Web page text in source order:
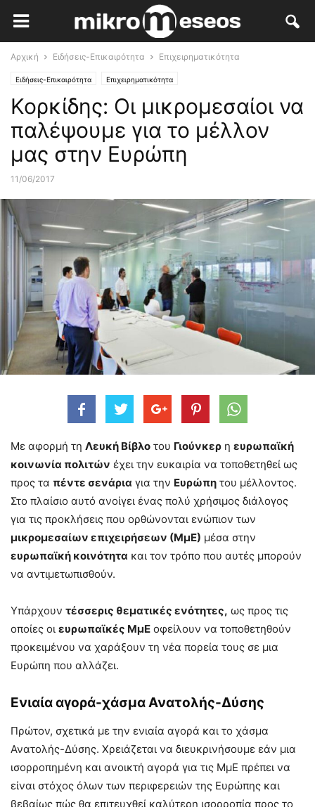
Αρχική Ειδήσεις-Επικαιρότητα Επιχειρηματικότητα
Ειδήσεις-Επικαιρότητα Επιχειρηματικότητα
Κορκίδης: Οι μικρομεσαίοι να
παλέψουμε για το μέλλον
μας στην Ευρώπη
11/06/2017
Με αφορμή τη Λευκή Βίβλο του Γιούνκερ η ευρωπαϊκή
κοινωνία πολιτών έχει την ευκαιρία να τοποθετηθεί ως
προς τα πέντε σενάρια για την Ευρώπη του μέλλοντος.
Στο πλαίσιο αυτό ανοίγει ένας πολύ χρήσιμος διάλογος
για τις προκλήσεις που ορθώνονται ενώπιον των
μικρομεσαίων επιχειρήσεων (ΜμΕ) μέσα στην
ευρωπαϊκή κοινότητα και τον τρόπο που αυτές μπορούν
να αντιμετωπισθούν.
Υπάρχουν τέσσερις θεματικές ενότητες, ως προς τις
οποίες οι ευρωπαϊκές ΜμΕ οφείλουν να τοποθετηθούν
προκειμένου να χαράξουν τη νέα πορεία τους σε μια
Ευρώπη που αλλάζει.
Ενιαία αγορά-χάσμα Ανατολής-Δύσης
Πρώτον, σχετικά με την ενιαία αγορά και το χάσμα
Ανατολής-Δύσης. Χρειάζεται να διευκρινήσουμε εάν μια
ισορροπημένη και ανοικτή αγορά για τις ΜμΕ πρέπει να
είναι στόχος όλων των περιφερειών της Ευρώπης και
βεβαίως πώς θα επιτευχθεί καλύτερη ισορροπία προς το